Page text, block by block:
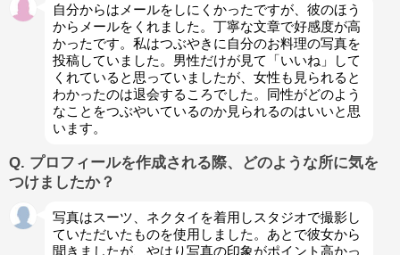
自分からはメールをしにくかったですが、彼のほう
からメールをくれました。丁寧な文章で好感度が高
かったです。私はつぶやきに自分のお料理の写真を
投稿していました。男性だけが見て「いいね」して
くれていると思っていましたが、女性も見られると
わかったのは退会するころでした。同性がどのよう
なことをつぶやいているのか見られるのはいいと思
います。
Q. プロフィールを作成される際、どのような所に気を
つけましたか？
写真はスーツ、ネクタイを着用しスタジオで撮影し
ていただいたものを使用しました。あとで彼女から
聞きましたが、やはり写真の印象がポイント高かっ